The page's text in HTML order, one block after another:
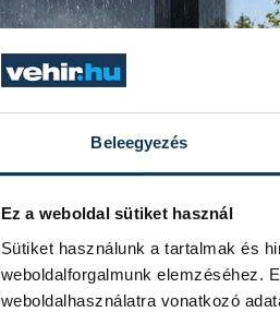
Beleegyezés
Ez a weboldal sütiket használ
Sütiket használunk a tartalmak és
weboldalforgalmunk elemzéséhez.
weboldalhasználatra vonatkozó